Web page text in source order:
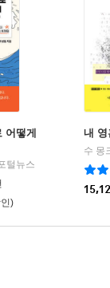
떻게
털뉴스
)
내 영
수 몽